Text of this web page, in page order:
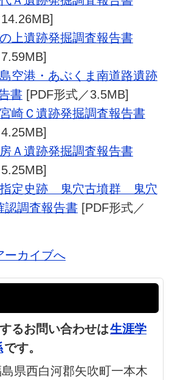
上遺跡発掘調査報告書
空港・あぶくま南道路遺跡
書[PDF形式／3.5MB]
崎Ｃ遺跡発掘調査報告書
Ａ遺跡発掘調査報告書
定史跡 鬼穴古墳群 鬼穴
認調査報告書[PDF形式／
ーカイブへ
るお問い合わせは生涯学
です。
県西白河郡矢吹町一本木